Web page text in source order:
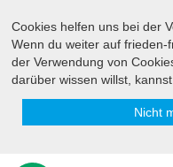
Cookies helfen uns bei der
Wenn du weiter auf
der Verwendung von
darüber wissen willst,
Nicht